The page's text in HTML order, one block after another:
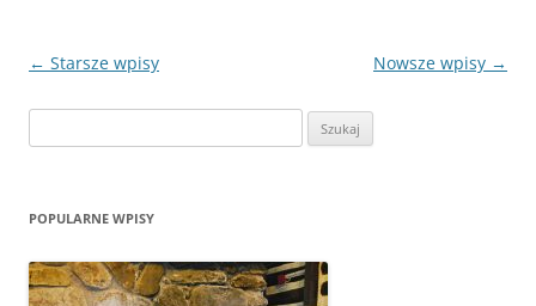
Zobacz
← Starsze wpisy Nowsze wpisy →
POPULARNE WPISY